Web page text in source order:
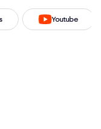
Youtube